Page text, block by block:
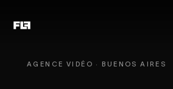
AGENCE VIDÉO · BUENOS AIRES